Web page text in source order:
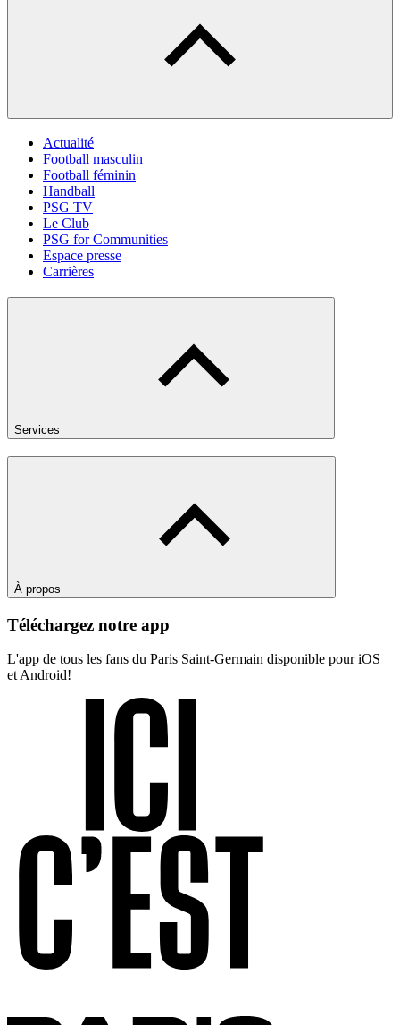
Actualité
Football masculin
Football féminin
Handball
PSG TV
Le Club
PSG for Communities
Espace presse
Carrières
Services
À propos
Téléchargez notre app
L'app de tous les fans du Paris Saint-Germain disponible pour iOS
et Android!